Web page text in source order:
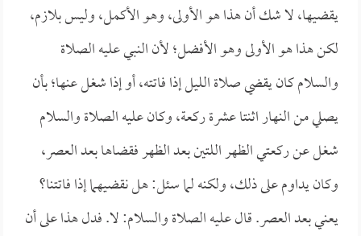
يقضيها، لا شك أن هذا هو الأولى، وهو الأكمل، وليس بلازم،
لكن هذا هو الأولى وهو الأفضل؛ لأن النبي عليه الصلاة
والسلام كان يقضي صلاة الليل إذا فاتته، أو إذا شغل عنها؛ بأن
يصلي من النهار اثنتا عشرة ركعة، وكان عليه الصلاة والسلام
شغل عن ركعتي الظهر اللتين بعد الظهر فقضاها بعد العصر،
وكان يداوم على ذلك، ولكنه لما سئل: هل نقضيهما إذا فاتتنا؟
يعني بعد العصر. قال عليه الصلاة والسلام: لا. فدل هذا على أن